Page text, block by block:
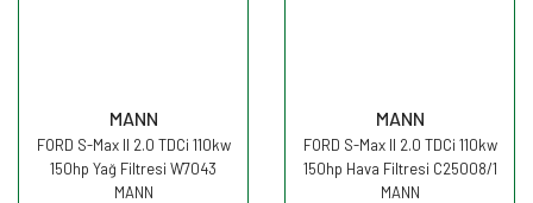
MANN
FORD S-Max II 2.0 TDCi 110kw
150hp Yağ Filtresi W7043
MANN
MANN
FORD S-Max II 2.0 TDCi 110kw
150hp Hava Filtresi C25008/1
MANN